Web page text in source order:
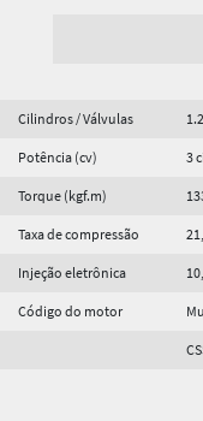
Cilindros / Válvulas
Potência (cv) 3
Torque (kgf.m)
Taxa de compressão
Injeção eletrônica
Código do motor